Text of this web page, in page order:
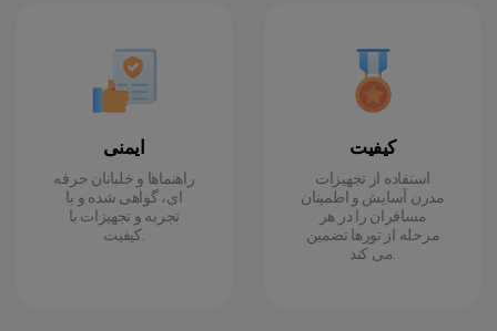
ایمنی
راهنماها و خلبانان حرفه
ای، گواهی شده و با
تجربه و تجهیزات با
کیفیت.
کیفیت
استفاده از تجهیزات
مدرن آسایش و اطمینان
مسافران را در هر
مرحله از تورها تضمین
می کند.